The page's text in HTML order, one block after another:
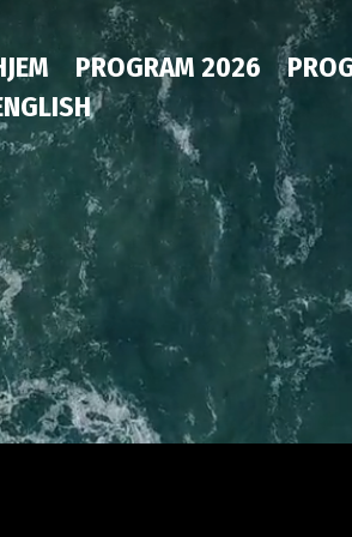
PROGRAM 2026